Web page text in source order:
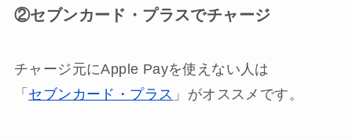
②セブンカード・プラスでチャージ
チャージ元にApple Payを使えない人は
「 セブンカード・プラス 」がオススメです。